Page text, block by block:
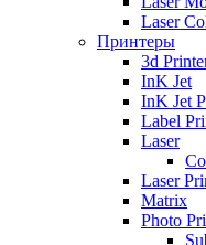
Laser
Принтеры
3d
InK Jet
InK Jet
Label
Laser
Laser
Matrix
Photo